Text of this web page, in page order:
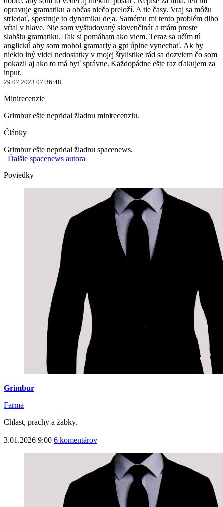
opravuje gramatiku a občas niečo preloží. A tie časy. Vraj sa môžu
striedať, spestruje to dynamiku deja. Samému mi tento problém dlho
vŕtal v hlave. Nie som vyštudovaný slovenčinár a mám proste
slabšiu gramatiku. Tak si pomáham ako viem. Teraz sa učím tú
anglickú aby som mohol gramarly a gpt úplne vynechať. Ak by
niekto iný videl nedostatky v mojej štylistike rád sa dozviem čo som
pokazil aj ako to má byť správne. Každopádne ešte raz ďakujem za
input.
29.07.2023 07:36:48
Minirecenzie
Grimbur ešte nepridal žiadnu minirecenziu.
Články
Grimbur ešte nepridal žiadnu spacenews.
Ďalšie spacenews autora
Poviedky
Grimbur
Farma
Chlast, prachy a žabky.
3.01.2026 9:00 6 komentárov